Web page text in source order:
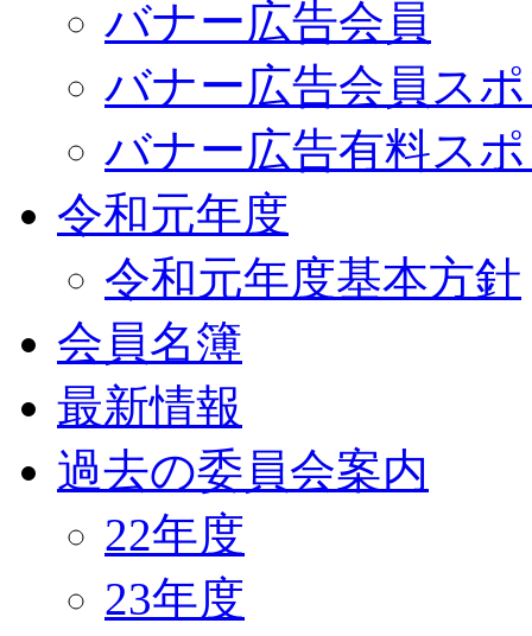
バナー広告会員
バナー広告会員ス
バナー広告有料ス
令和元年度
令和元年度基本方針
会員名簿
最新情報
過去の委員会案内
22年度
23年度